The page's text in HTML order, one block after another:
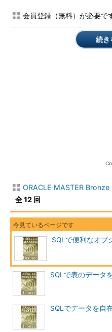
成
WITH CHECK OPTION：
WHERE句によるチェッ
CREATE VIEW
FROM emp
IN (10,20);
CREATE VIEW
FROM emp
IN (10,20)
WITH CHECK
会員登録（無料）が必要で
続き
ORACLE MASTER
全 12 回
SQLで便利なオブ
SQLで表のデータ
SQLでデータを自